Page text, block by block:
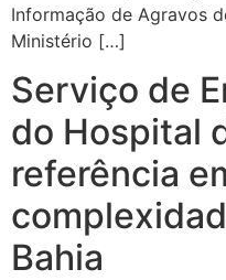
Informação de Agravos
Ministério […]
Serviço de
do Hospital
referência
Bahia